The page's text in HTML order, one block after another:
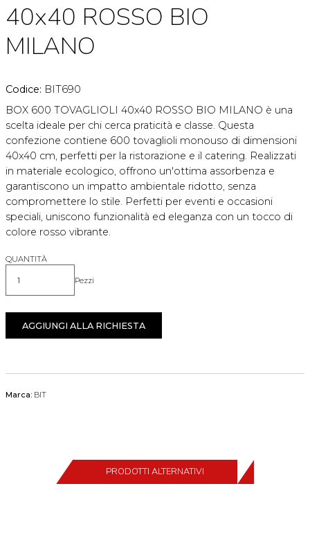
40x40 ROSSO BIO
MILANO
Codice: BIT690
BOX 600 TOVAGLIOLI 40x40 ROSSO BIO MILANO è una
scelta ideale per chi cerca praticità e classe. Questa
confezione contiene 600 tovaglioli monouso di dimensioni
40x40 cm, perfetti per la ristorazione e il catering. Realizzati
in materiale ecologico, offrono un'ottima assorbenza e
garantiscono un impatto ambientale ridotto, senza
compromettere lo stile. Perfetti per eventi e occasioni
speciali, uniscono funzionalità ed eleganza con un tocco di
colore rosso vibrante.
QUANTITÀ
Quantità Pezzi
AGGIUNGI ALLA RICHIESTA
Marca: BIT
PRODOTTI ALTERNATIVI